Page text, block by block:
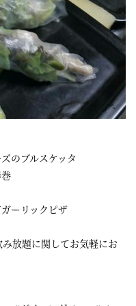
のブルスケッタ
ーリックピザ
放題に関してお気軽にお